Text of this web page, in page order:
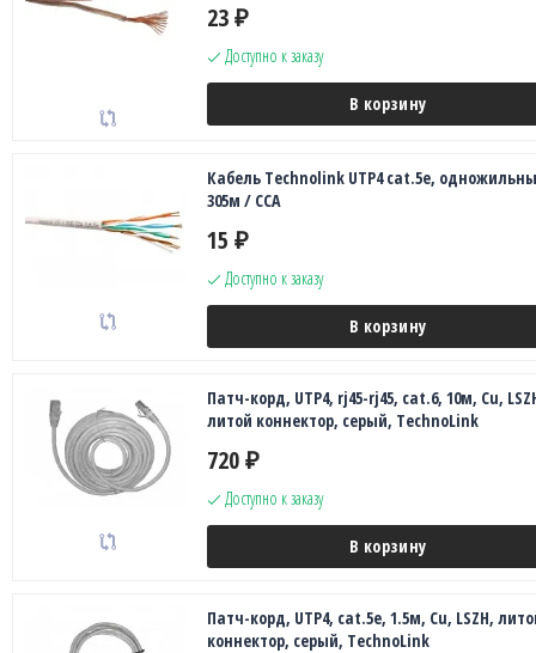
23 ₽
Доступно к заказу
В корзину
Кабель Technolink UTP4 cat.5е,
305м / CCA
15 ₽
Доступно к заказу
В корзину
Патч-корд, UTP4, rj45-rj45, cat.6, 10м, Сu,
литой коннектор, серый, TechnoLink
720 ₽
Доступно к заказу
В корзину
Патч-корд, UTP4, cat.5е, 1.5м, Сu, LSZH,
коннектор, серый, TechnoLink